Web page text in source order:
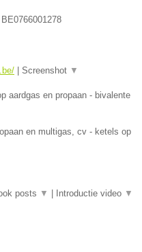
BE0766001278
Screenshot ▼
aardgas en propaan - bivalente
en multigas, cv - ketels op
posts ▼ Introductie video ▼